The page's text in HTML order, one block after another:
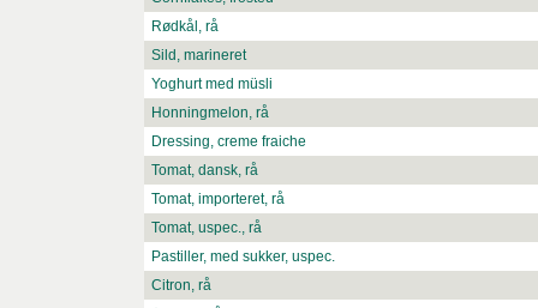
Rødkål, rå
Sild, marineret
Yoghurt med müsli
Honningmelon, rå
Dressing, creme fraiche
Tomat, dansk, rå
Tomat, importeret, rå
Tomat, uspec., rå
Pastiller, med sukker, uspec.
Citron, rå